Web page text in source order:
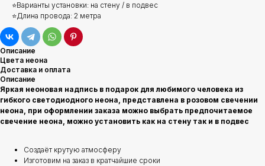
⭐Варианты установки: на стену / в подвес
⭐Длина провода: 2 метра
Описание
Цвета неона
Доставка и оплата
Описание
Яркая неоновая надпись в подарок для любимого человека из
гибкого светодиодного неона, представлена в розовом свечении
неона, при оформлении заказа можно выбрать предпочитаемое
свечение неона, можно установить как на стену так и в подвес
Создаёт крутую атмосферу
Изготовим на заказ в кратчайшие сроки